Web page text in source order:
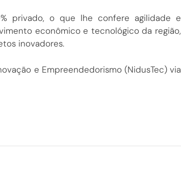
privado, o que lhe confere agilidade e
econômico e tecnológico da região,
inovadores.
e Empreendedorismo (NidusTec) via